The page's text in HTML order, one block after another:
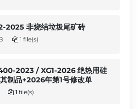
2025 非烧结垃圾尾矿砖
1 file(s)
2023 / XG1-2026 绝热用硅
制品+2026年第1号修改单
1 file(s)